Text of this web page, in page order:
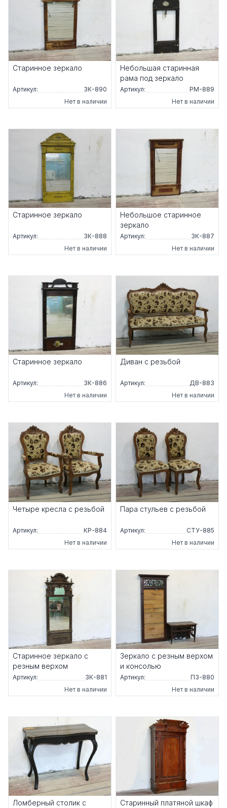
Старинное зеркало
Артикул:
ЗК-890
Нет в наличии
Небольшая старинная
рама под зеркало
Артикул:
РМ-889
Нет в наличии
Старинное зеркало
Артикул:
ЗК-888
Нет в наличии
Небольшое старинное
зеркало
Артикул:
ЗК-887
Нет в наличии
Старинное зеркало
Артикул:
ЗК-886
Нет в наличии
Диван с резьбой
Артикул:
ДВ-883
Нет в наличии
Четыре кресла с резьбой
Артикул:
КР-884
Нет в наличии
Пара стульев с резьбой
Артикул:
СТУ-885
Нет в наличии
Старинное зеркало с
резным верхом
Артикул:
ЗК-881
Нет в наличии
Зеркало с резным верхом
и консолью
Артикул:
ПЗ-880
Нет в наличии
Ломберный столик с
Старинный платяной шкаф